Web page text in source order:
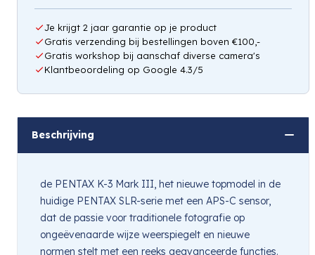
Hou mij op de hoogte
Je krijgt 2 jaar garantie op je product
Gratis verzending bij bestellingen boven €100,-
Gratis workshop bij aanschaf diverse camera's
Klantbeoordeling op Google 4.3/5
Beschrijving
de PENTAX K-3 Mark III, het nieuwe topmodel in de
huidige PENTAX SLR-serie met een APS-C sensor,
dat de passie voor traditionele fotografie op
ongeëvenaarde wijze weerspiegelt en nieuwe
normen stelt met een reeks geavanceerde functies.